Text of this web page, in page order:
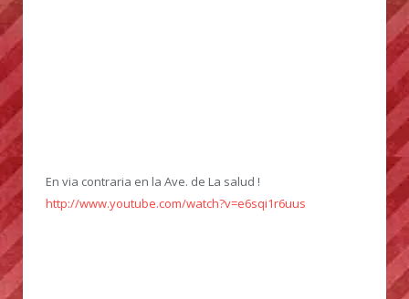
En via contraria en la Ave. de La salud !
http://www.youtube.com/watch?v=e6sqi1r6uus